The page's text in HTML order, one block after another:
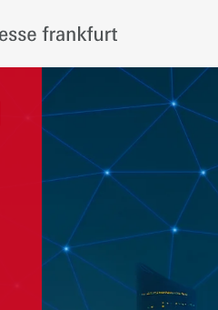
中国（上海）
智慧停车展览会